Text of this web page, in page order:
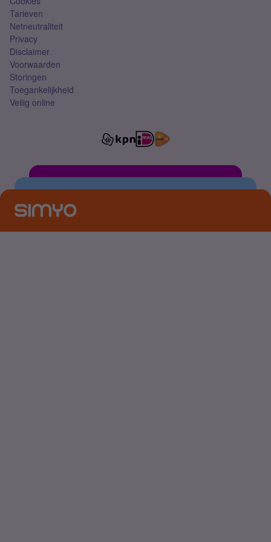
Tarieven
Netneutraliteit
Privacy
Disclaimer
Voorwaarden
Storingen
Toegankelijkheid
Veilig online